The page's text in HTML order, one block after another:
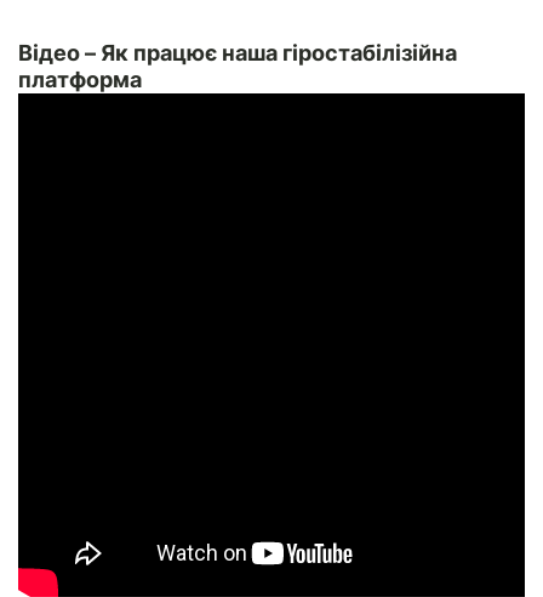
Відео – Як працює наша гіростабілізійна
платформа